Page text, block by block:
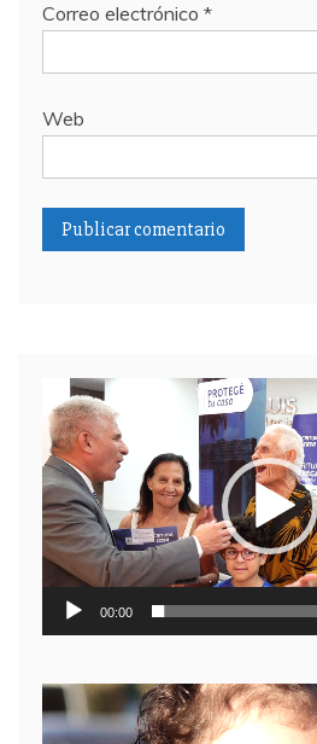
Correo electrónico *
Web
Reproductor
de
video
00:00
Reproductor
de